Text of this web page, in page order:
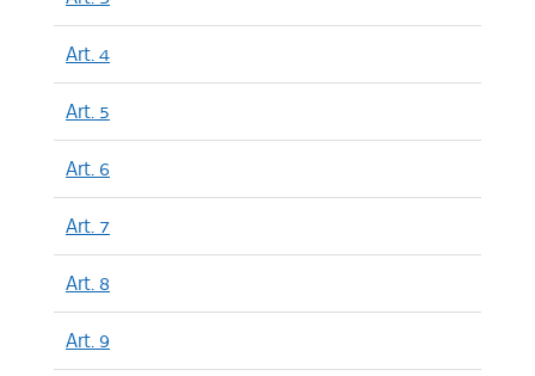
Art. 4
Art. 5
Art. 6
Art. 7
Art. 8
Art. 9